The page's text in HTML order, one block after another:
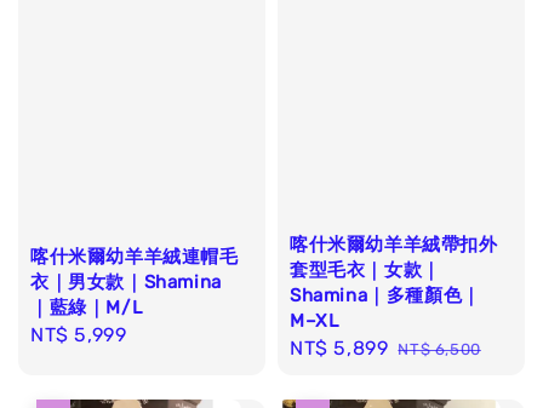
喀什米爾幼羊羊絨連帽毛
衣｜男女款｜Shamina
｜藍綠｜M/L
Regular
NT$ 5,999
喀什米爾幼羊羊絨帶扣外
套型毛衣｜女款｜
Shamina｜多種顏色｜
M–XL
Sale
NT$ 5,899 Regular
NT$ 6,500